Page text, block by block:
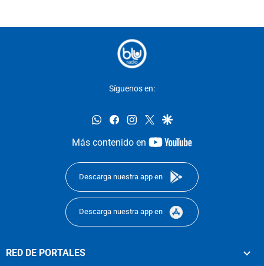
Síguenos en:
whatsappfacebookinstagram
twittergoogle
Más contenido en
youtube-
Descarga nuestra app en
Descarga nuestra app en
RED DE PORTALES